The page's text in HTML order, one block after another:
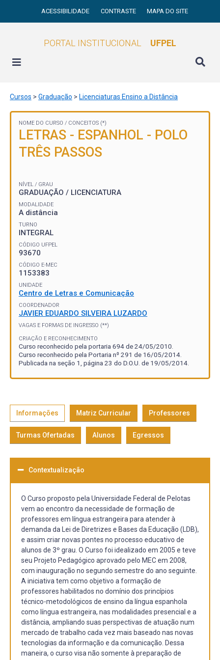
ACESSIBILIDADE CONTRASTE MAPA DO SITE
PORTAL INSTITUCIONAL UFPEL
Cursos > Graduação > Licenciaturas Ensino a Distância
NOME DO CURSO / CONCEITOS (*)
LETRAS - ESPANHOL - POLO
TRÊS PASSOS
NÍVEL / GRAU
GRADUAÇÃO / LICENCIATURA
MODALIDADE
A distância
TURNO
INTEGRAL
CÓDIGO UFPEL
93670
CÓDIGO E-MEC
1153383
UNIDADE
Centro de Letras e Comunicação
COORDENADOR
JAVIER EDUARDO SILVEIRA LUZARDO
VAGAS E FORMAS DE INGRESSO (**)
CRIAÇÃO E RECONHECIMENTO
Curso reconhecido pela portaria 694 de 24/05/2010.
Curso reconhecido pela Portaria nº 291 de 16/05/2014.
Publicada na seção 1, página 23 do D.O.U. de 19/05/2014.
Informações Matriz Curricular Professores
Turmas Ofertadas Alunos Egressos
Contextualização
O Curso proposto pela Universidade Federal de Pelotas
vem ao encontro da necessidade de formação de
professores em língua estrangeira para atender à
demanda da Lei de Diretrizes e Bases da Educação (LDB),
e assim criar novas pontes no processo educativo de
alunos de 3º grau. O Curso foi idealizado em 2005 e teve
seu Projeto Pedagógico aprovado pelo MEC em 2008,
com inauguração no segundo semestre do ano seguinte.
A iniciativa tem como objetivo a formação de
professores habilitados no domínio dos princípios
técnico-metodológicos de ensino da língua espanhola
como língua estrangeira, nas modalidades presencial e a
distância, ampliando suas perspectivas de atuação num
mercado de trabalho cada vez mais baseado nas novas
tecnologias da informação e da comunicação. Dessa
maneira, o curso visa não somente à preparação de